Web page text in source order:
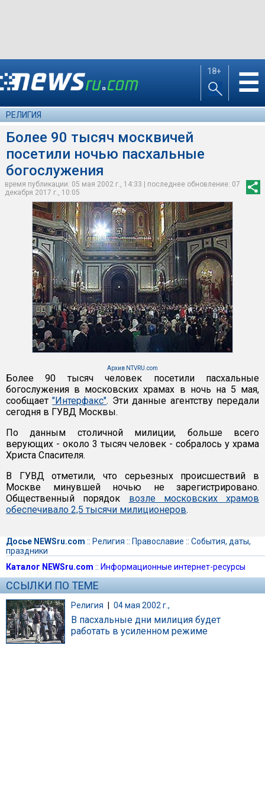
18+ ☰
РЕЛИГИЯ
Более 90 тысяч москвичей
посетили ночью пасхальные
богослужения
время публикации: 05 мая 2002 г., 14:33 | последнее обновление: 07
декабря 2017 г., 10:05
Архив NTVRU.com
Более 90 тысяч человек посетили пасхальные
богослужения в московских храмах в ночь на 5 мая,
сообщает"Интерфакс". Эти данные агентству передали
сегодня в ГУВД Москвы.
По данным столичной милиции, больше всего
верующих - около 3 тысяч человек - собралось у храма
Христа Спасителя.
В ГУВД отметили, что серьезных происшествий в
Москве минувшей ночью не зарегистрировано.
Общественный порядок возле московских храмов
обеспечивало 2,5 тысячи милиционеров.
Досье NEWSru.com :: Религия :: Православие :: События, даты,
праздники
Каталог NEWSru.com :: Информационные интернет-ресурсы
ССЫЛКИ ПО ТЕМЕ
Религия | 04 мая 2002 г.,
В пасхальные дни милиция будет
работать в усиленном режиме